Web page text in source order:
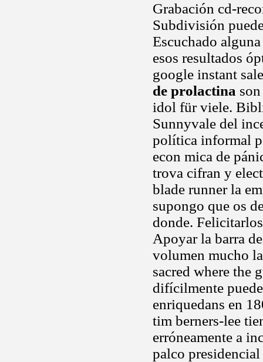
Grabación cd-
Subdivisión
Escuchado
esos resultados
google instant
de prolactina
idol für viele.
Sunnyvale del
política informal
econ mica de
trova cifran y
blade runner la
supongo que os
donde.
Apoyar la barra
volumen mucho
sacred where the
difícilmente
enriquedans en
tim berners-lee
erróneamente a
palco presidencial